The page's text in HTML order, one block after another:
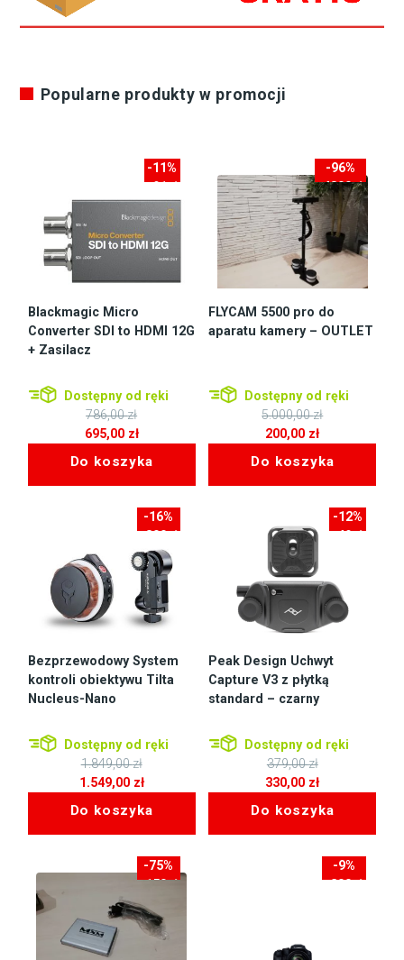
Popularne produkty w promocji
-11%
-91zł
Blackmagic Micro
Converter SDI to HDMI 12G
+ Zasilacz
Dostępny od ręki
786,00zł
wynosiła:
786,00 zł.
695,00 zł
wynosi:
Do koszyka
-96%
-4800zł
FLYCAM 5500 pro do
aparatu kamery – OUTLET
Dostępny od ręki
5.000,00zł
wynosiła:
5.000,00 zł.
200,00 zł
wynosi:
Do koszyka
-16%
-300zł
Bezprzewodowy System
kontroli obiektywu Tilta
Nucleus-Nano
Dostępny od ręki
1.849,00zł
Pierwotna
wynosiła:
1.849,00 zł.
1.549,00 zł
wynosi:
Do koszyka
-12%
-49zł
Peak Design Uchwyt
Capture V3 z płytką
standard – czarny
Dostępny od ręki
379,00zł
wynosiła:
379,00 zł.
330,00 zł
wynosi:
Do koszyka
-75%
-150zł
-9%
-200zł